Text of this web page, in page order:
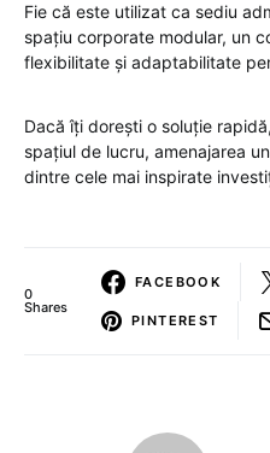
Fie că este utilizat ca sediu
spațiu corporate modular, un
flexibilitate și adaptabilitate
Dacă îți dorești o soluție
spațiul de lucru, amenajarea
dintre cele mai inspirate
0
Shares
FACEBOOK
PINTEREST